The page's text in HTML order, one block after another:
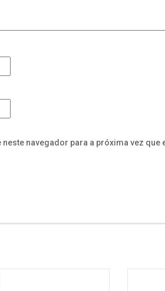
navegador para a próxima vez que